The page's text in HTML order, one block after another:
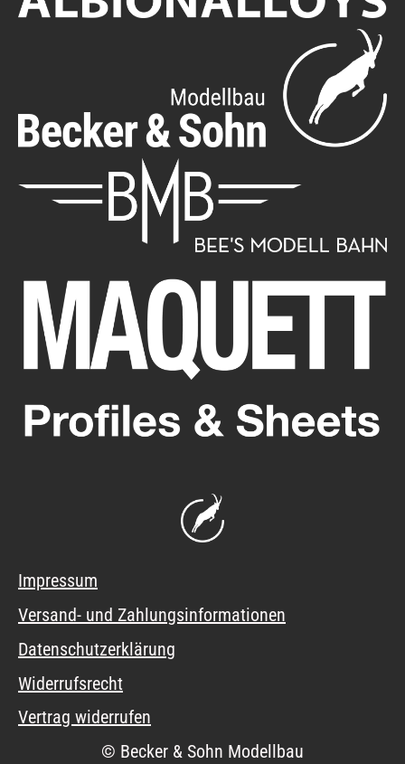
Impressum
Versand- und Zahlungsinformationen
Datenschutzerklärung
Widerrufsrecht
Vertrag widerrufen
© Becker & Sohn Modellbau